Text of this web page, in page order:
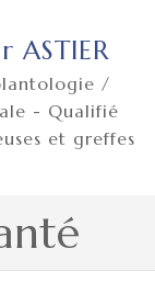
/
- Qualifié
et greffes